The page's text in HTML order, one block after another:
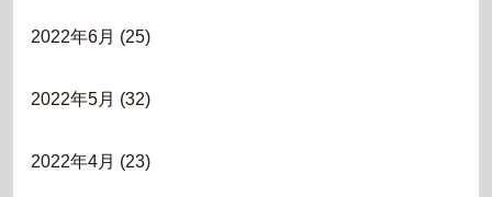
2022年6月 (25)
2022年5月 (32)
2022年4月 (23)